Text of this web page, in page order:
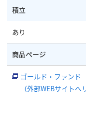
積立
あり
商品ページ
ゴールド・ファン
（外部WEBサイトへ